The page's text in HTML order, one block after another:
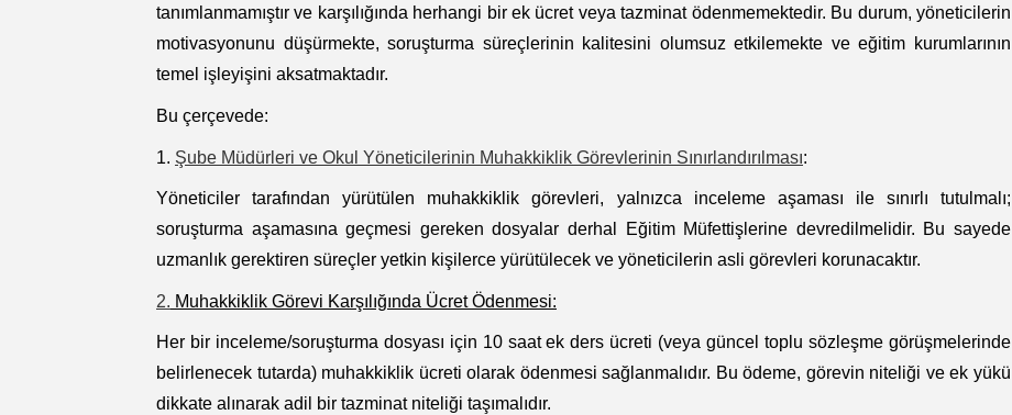
tanımlanmamıştır ve karşılığında herhangi bir ek ücret veya tazminat ödenmemektedir. Bu durum, yöneticilerin
motivasyonunu düşürmekte, soruşturma süreçlerinin kalitesini olumsuz etkilemekte ve eğitim kurumlarının
temel işleyişini aksatmaktadır.
Bu çerçevede:
1. Şube Müdürleri ve Okul Yöneticilerinin Muhakkiklik Görevlerinin Sınırlandırılması:
Yöneticiler tarafından yürütülen muhakkiklik görevleri, yalnızca inceleme aşaması ile sınırlı tutulmalı;
soruşturma aşamasına geçmesi gereken dosyalar derhal Eğitim Müfettişlerine devredilmelidir. Bu sayede
uzmanlık gerektiren süreçler yetkin kişilerce yürütülecek ve yöneticilerin asli görevleri korunacaktır.
2. Muhakkiklik Görevi Karşılığında Ücret Ödenmesi:
Her bir inceleme/soruşturma dosyası için 10 saat ek ders ücreti (veya güncel toplu sözleşme görüşmelerinde
belirlenecek tutarda) muhakkiklik ücreti olarak ödenmesi sağlanmalıdır. Bu ödeme, görevin niteliği ve ek yükü
dikkate alınarak adil bir tazminat niteliği taşımalıdır.